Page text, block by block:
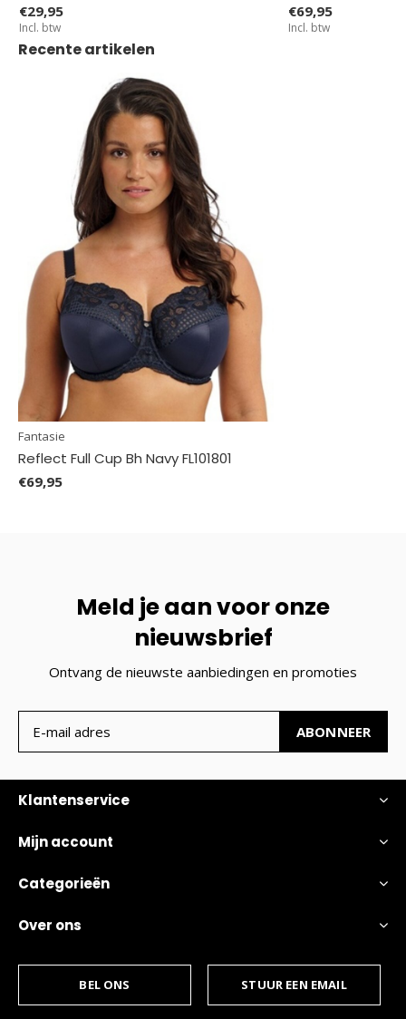
€29,95
Incl. btw
€69,95
Incl. btw
Recente artikelen
Fantasie
Reflect Full Cup Bh Navy FL101801
€69,95
Meld je aan voor onze
nieuwsbrief
Ontvang de nieuwste aanbiedingen en promoties
ABONNEER
Klantenservice
Mijn account
Categorieën
Over ons
BEL ONS STUUR EEN EMAIL